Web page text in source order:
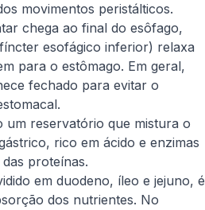
movimentos peristálticos.
chega ao final do esôfago,
esofágico inferior) relaxa
para o estômago. Em geral,
fechado para evitar o
um reservatório que mistura o
rico em ácido e enzimas
proteínas.
em duodeno, íleo e jejuno, é
dos nutrientes. No